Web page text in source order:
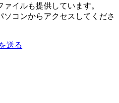
イルも提供しています。
コンからアクセスしてくださ
送る